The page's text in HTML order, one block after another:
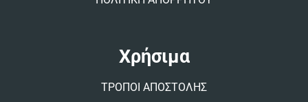
Χρήσιμα
ΤΡΟΠΟΙ ΑΠΟΣΤΟΛΗΣ